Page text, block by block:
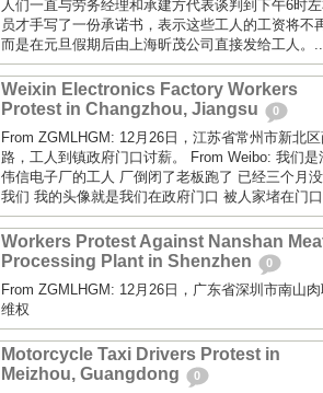
人们一直与劳务经理和承建方代表谈判到下午6时
员才手写了一份承诺书，表示这些工人的工资将不
而是在元旦假期后由上海昕茂公司直接发给工人。
Weixin Electronics Factory Workers
Protest in Changzhou, Jiangsu
0
From ZGMLHGM: 12月26日，江苏省常州市新北
路，工人到镇政府门口讨薪。 From Weibo: 我们
伟信电子厂的工人 厂倒闭了老板跑了 已经三个月
我们 我的头像就是我们在政府门口 被人家堵在门
Workers Protest Against Nanshan
Processing Plant in Shenzhen
0
From ZGMLHGM: 12月26日，广东省深圳市南山
维权
Motorcycle Taxi Drivers Protest in
Meizhou, Guangdong
0